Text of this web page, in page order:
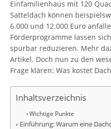
Einfamilienhaus mit 120
Satteldach können
6.000 und 12.000 Euro
Förderprogramme lassen
spürbar reduzieren. Mehr
Artikel. Doch nun zu den
Frage klären: Was kostet
Inhaltsverzeichnis
Wichtige Punkte
Einführung: Warum eine